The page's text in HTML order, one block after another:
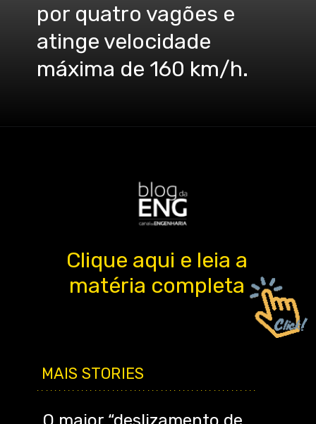
por quatro vagões e
atinge velocidade
máxima de 160 km/h.
Clique aqui e leia a
matéria completa
MAIS STORIES
..................................................